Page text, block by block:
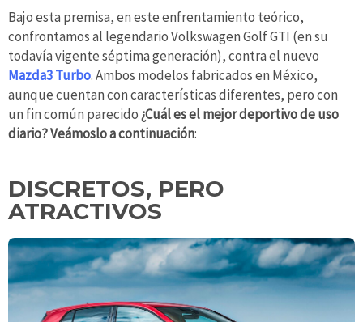
Bajo esta premisa, en este enfrentamiento teórico,
confrontamos al legendario Volkswagen Golf GTI (en su
todavía vigente séptima generación), contra el nuevo
Mazda3 Turbo. Ambos modelos fabricados en México,
aunque cuentan con características diferentes, pero con
un fin común parecido¿Cuál es el mejor deportivo de uso
diario? Veámoslo a continuación:
DISCRETOS, PERO
ATRACTIVOS